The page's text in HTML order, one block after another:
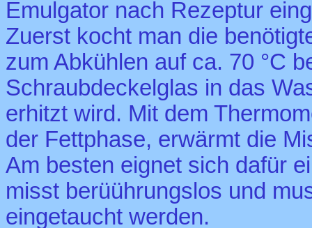
Emulgator nach Rezeptur
Zuerst kocht man die
zum Abkühlen auf ca. 70 °C
Schraubdeckelglas in das
erhitzt wird. Mit dem
der Fettphase, erwärmt die
Am besten eignet sich dafür
misst berüührungslos und
eingetaucht werden.